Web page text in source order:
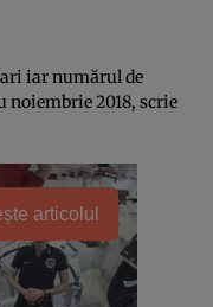
iar numărul de
noiembrie 2018, scrie
articolul